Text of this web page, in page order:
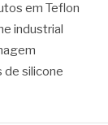
em Teflon
industrial
de silicone